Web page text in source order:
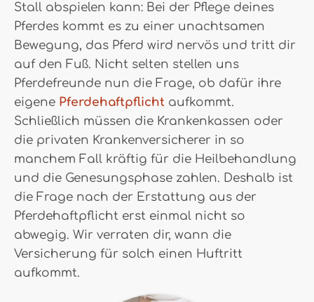
Stall abspielen kann: Bei der Pflege deines
Pferdes kommt es zu einer unachtsamen
Bewegung, das Pferd wird nervös und tritt dir
auf den Fuß. Nicht selten stellen uns
Pferdefreunde nun die Frage, ob dafür ihre
eigene Pferdehaftpflicht aufkommt.
Schließlich müssen die Krankenkassen oder
die privaten Krankenversicherer in so
manchem Fall kräftig für die Heilbehandlung
und die Genesungsphase zahlen. Deshalb ist
die Frage nach der Erstattung aus der
Pferdehaftpflicht erst einmal nicht so
abwegig. Wir verraten dir, wann die
Versicherung für solch einen Huftritt
aufkommt.